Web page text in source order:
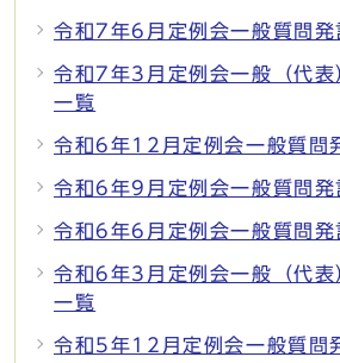
令和7年6月定例会一般質問発
令和7年3月定例会一般（代表
一覧
令和6年12月定例会一般質問
令和6年9月定例会一般質問発
令和6年6月定例会一般質問発
令和6年3月定例会一般（代表
一覧
令和5年12月定例会一般質問